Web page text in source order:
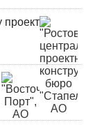
проект